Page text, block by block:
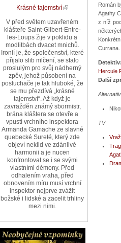
Román
Agathy
z níž
Currana.
Detektiv:
Hercule
Další
TV
Krásné tajemství
V před světem uzavřeném
klášteře Saint-Gilbert-Entre-
les-Loups žije v poklidu a
modlitbách dvacet mnichů.
Ironií je, že společenství, které
přijalo slib mlčení, se stalo
proslulým pro svůj nádherný
zpěv, jehož působení na
posluchače je tak hluboké, že
se mu přezdívá „krásné
tajemství“. Až když je
zavražděn známý sbormistr,
brána kláštera se otevře a
vpustí vrchního inspektora
Armanda Gamache ze slavné
quebecké Sureté, který zde
objeví neklid ve zdánlivé
harmonii a je nucen
konfrontovat se i se svými
vlastními démony. Před
odhalením vraha, před
obnovením míru musí vrchní
inspektor nejprve zvážit
božské i lidské a zacelit trhliny
mezi nimi.